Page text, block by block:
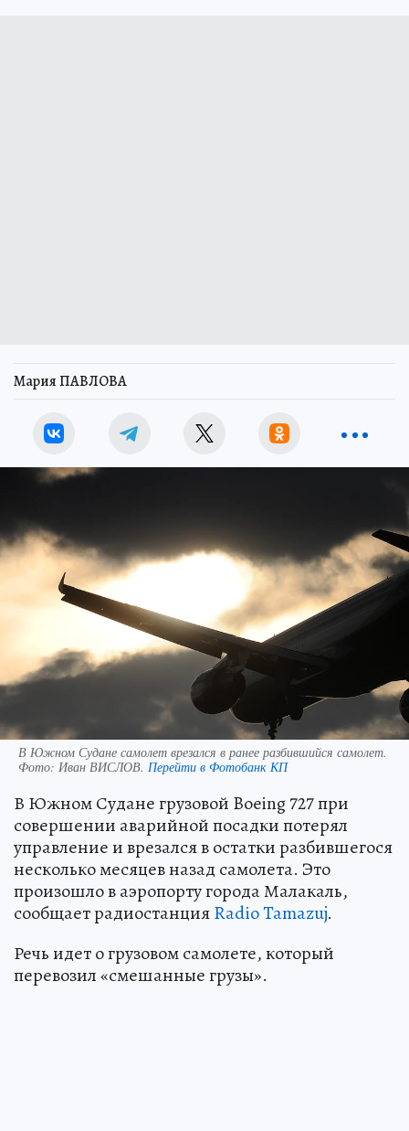
Мария ПАВЛОВА
В Южном Судане самолет врезался в ранее разбившийся самолет.
Фото: Иван ВИСЛОВ. Перейти в Фотобанк КП
В Южном Судане грузовой Boeing 727 при
совершении аварийной посадки потерял
управление и врезался в остатки разбившегося
несколько месяцев назад самолета. Это
произошло в аэропорту города Малакаль,
сообщает радиостанцияRadio Tamazuj.
Речь идет о грузовом самолете, который
перевозил «смешанные грузы».